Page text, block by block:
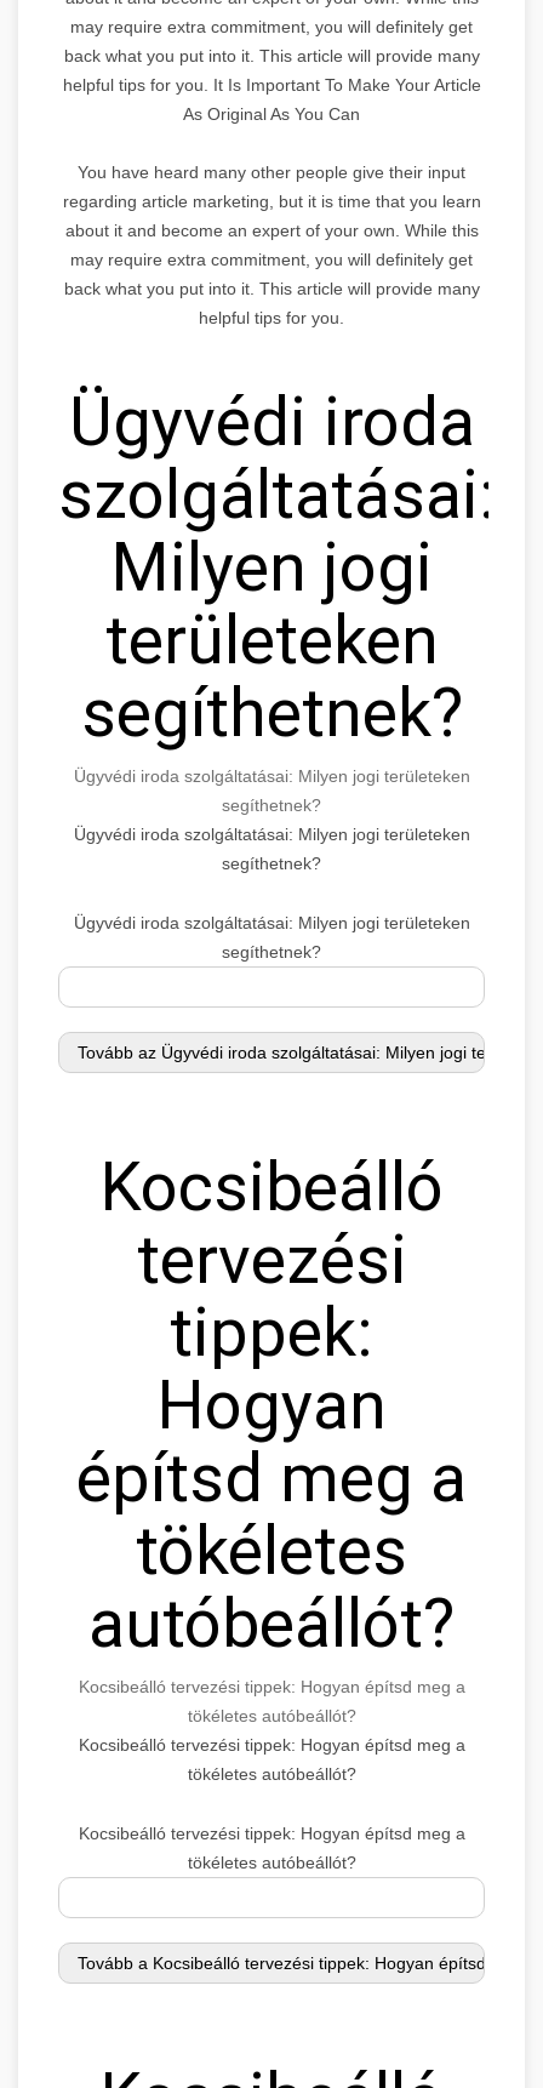
may require extra commitment, you will definitely get
back what you put into it. This article will provide many
helpful tips for you. It Is Important To Make Your Article
As Original As You Can
You have heard many other people give their input
regarding article marketing, but it is time that you learn
about it and become an expert of your own. While this
may require extra commitment, you will definitely get
back what you put into it. This article will provide many
helpful tips for you.
Ügyvédi iroda
szolgáltatásai:
Milyen jogi
területeken
segíthetnek?
Ügyvédi iroda szolgáltatásai: Milyen jogi területeken
segíthetnek?
Ügyvédi iroda szolgáltatásai: Milyen jogi területeken
segíthetnek?
Ügyvédi iroda szolgáltatásai: Milyen jogi területeken
segíthetnek?
Kocsibeálló
tervezési
tippek:
Hogyan
építsd meg a
tökéletes
autóbeállót?
Kocsibeálló tervezési tippek: Hogyan építsd meg a
tökéletes autóbeállót?
Kocsibeálló tervezési tippek: Hogyan építsd meg a
tökéletes autóbeállót?
Kocsibeálló tervezési tippek: Hogyan építsd meg a
tökéletes autóbeállót?